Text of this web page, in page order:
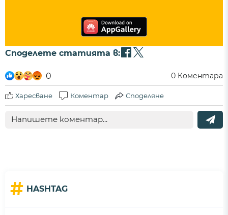
Споделете статията в:
0 0 Коментара
Харесване Коментар Споделяне
# HASHTAG